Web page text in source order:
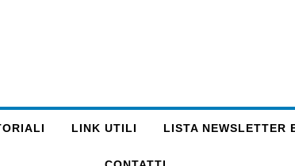
LINK UTILI LISTA NEWSLETTER